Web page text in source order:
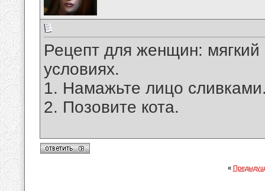
Рецепт для женщин:
условиях.
1. Намажьте лицо
2. Позовите кота.
«